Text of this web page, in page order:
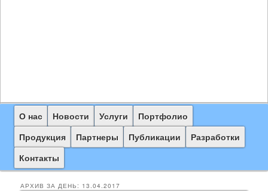
Главное
меню
Перейти
к
основному
содержимому
Перейти
к
дополнительному
содержимому
О нас Новости Услуги
Портфолио
Продукция
Партнеры Публикации
Разработки
Контакты
АРХИВ ЗА ДЕНЬ: 13.04.2017